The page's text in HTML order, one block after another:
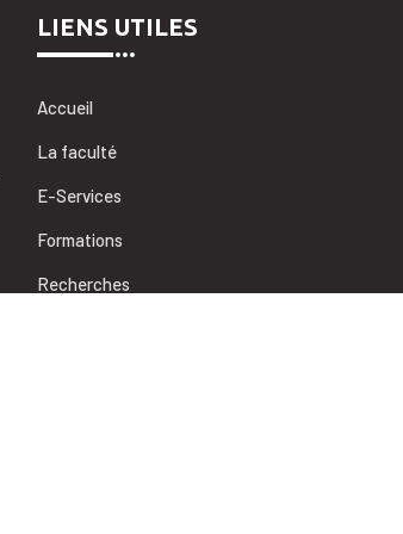
LIENS UTILES
Accueil
La faculté
E-Services
Formations
Recherches